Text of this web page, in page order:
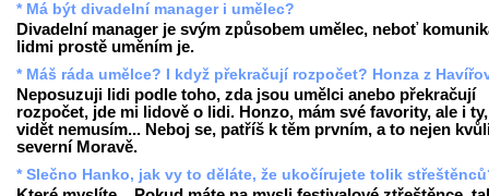
* Má být divadelní manager i umělec?
Divadelní manager je svým způsobem umělec, neboť
lidmi prostě uměním je.
* Máš ráda umělce? I když překračují rozpočet? Honza z
Neposuzuji lidi podle toho, zda jsou umělci anebo překračují
rozpočet, jde mi lidově o lidi. Honzo, mám své favority, ale i
vidět nemusím... Neboj se, patříš k těm prvním, a to nejen
severní Moravě.
* Slečno Hanko, jak vy to děláte, že ukočírujete tolik